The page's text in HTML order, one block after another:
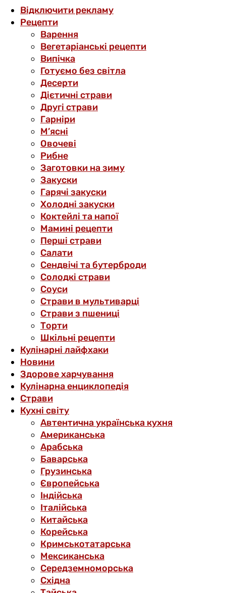
Відключити рекламу
Рецепти
Варення
Вегетаріанські рецепти
Випічка
Готуємо без світла
Десерти
Дієтичні страви
Другі страви
Гарніри
М’ясні
Овочеві
Рибне
Заготовки на зиму
Закуски
Гарячі закуски
Холодні закуски
Коктейлі та напої
Мамині рецепти
Перші страви
Салати
Сендвічі та бутерброди
Солодкі страви
Соуси
Страви в мультиварці
Страви з пшениці
Торти
Шкільні рецепти
Кулінарні лайфхаки
Новини
Здорове харчування
Кулінарна енциклопедія
Страви
Кухні світу
Автентична українська кухня
Американська
Арабська
Баварська
Грузинська
Європейська
Індійська
Італійська
Китайська
Корейська
Кримськотатарська
Мексиканська
Середземноморська
Східна